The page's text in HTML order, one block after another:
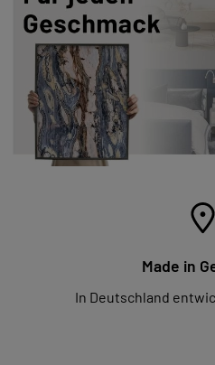
Made in
In Deutschland